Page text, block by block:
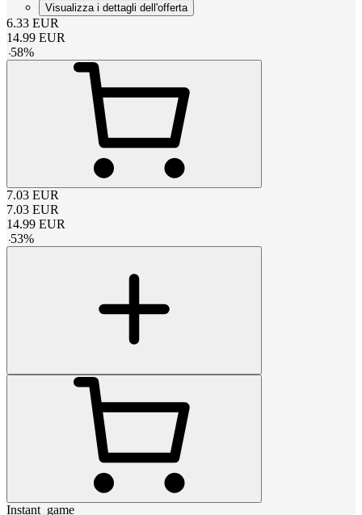
Visualizza i dettagli dell'offerta
6.33 EUR
14.99 EUR
-58%
7.03 EUR
7.03 EUR
14.99 EUR
-53%
Instant_game